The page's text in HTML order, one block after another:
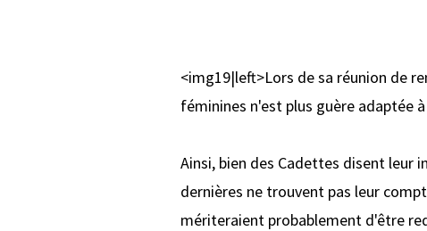
<img19|left>Lors de sa réunion de
féminines n'est plus guère adaptée
Ainsi, bien des Cadettes disent leur
dernières ne trouvent pas leur
mériteraient probablement d'être